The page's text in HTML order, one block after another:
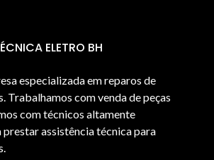
ELETRO BH
especializada em reparos de
Trabalhamos com venda de peças
com técnicos altamente
assistência técnica para